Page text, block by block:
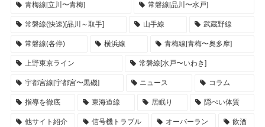
青梅線[立川〜青梅] 常磐線[品川〜水戸]
常磐線(快速)[品川～取手] 山手線 武蔵野線
常磐線(各停) 横浜線 青梅線[青梅〜奥多摩]
上野東京ライン 常磐線[水戸〜いわき]
宇都宮線[宇都宮〜黒磯] ニュース コラム
指導を徹底 東海道線 居眠り 隠ぺい体質
他サイト紹介 信号機トラブル オーバーラン 飲酒